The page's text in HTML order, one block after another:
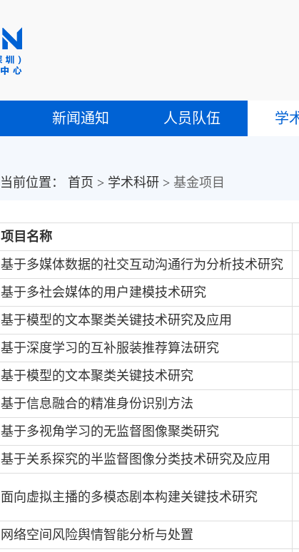
新闻通知 人员队伍 学
当前位置： 首页 > 学术科研 > 基金项目
项目名称
基于多媒体数据的社交互动沟通行为分析技术研究
基于多社会媒体的用户建模技术研究
基于模型的文本聚类关键技术研究及应用
基于深度学习的互补服装推荐算法研究
基于模型的文本聚类关键技术研究
基于信息融合的精准身份识别方法
基于多视角学习的无监督图像聚类研究
基于关系探究的半监督图像分类技术研究及应用
面向虚拟主播的多模态剧本构建关键技术研究
网络空间风险舆情智能分析与处置